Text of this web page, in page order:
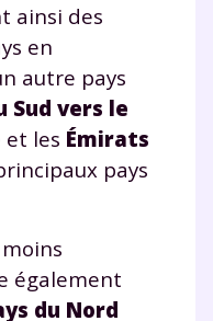
ainsi des
en
autre pays
Sud vers le
et les Émirats
pays
également
du Nord